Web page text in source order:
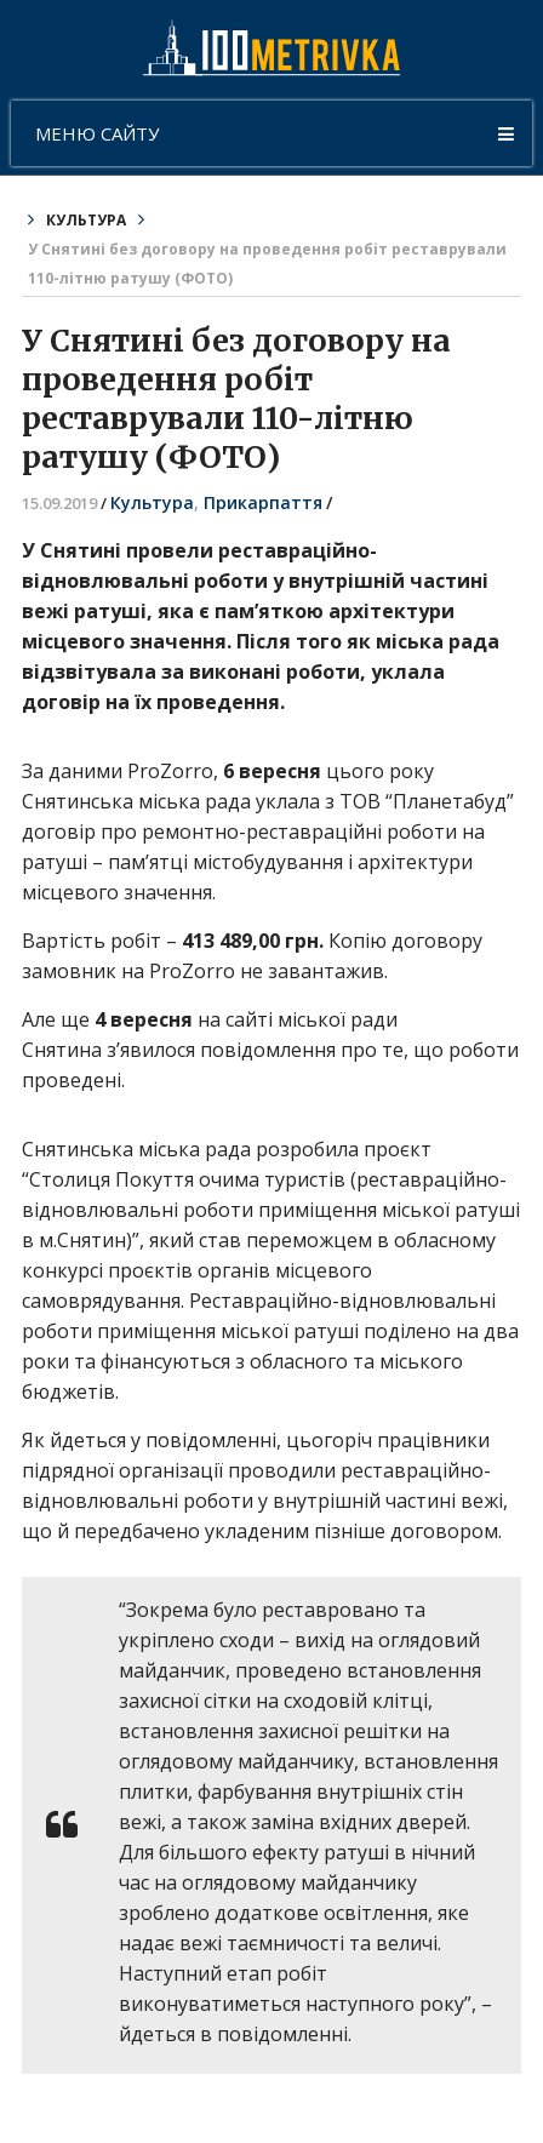
МЕНЮ САЙТУ
КУЛЬТУРА
У Снятині без договору на проведення робіт реставрували
110-літню ратушу (ФОТО)
У Снятині без договору на
проведення робіт
реставрували 110-літню
ратушу (ФОТО)
15.09.2019/ Культура, Прикарпаття /
У Снятині провели реставраційно-
відновлювальні роботи у внутрішній частині
вежі ратуші, яка є пам’яткою архітектури
місцевого значення. Після того як міська рада
відзвітувала за виконані роботи, уклала
договір на їх проведення.
За даними ProZorro, 6 вересня цього року
Снятинська міська рада уклала з ТОВ “Планетабуд”
договір про ремонтно-реставраційні роботи на
ратуші – пам’ятці містобудування і архітектури
місцевого значення.
Вартість робіт – 413 489,00 грн.Копію договору
замовник на ProZorro не завантажив.
Але ще 4 вересня на сайті міської ради
Снятина з’явилося повідомлення про те, що роботи
проведені.
Снятинська міська рада розробила проєкт
“Столиця Покуття очима туристів (реставраційно-
відновлювальні роботи приміщення міської ратуші
в м.Снятин)”, який став переможцем в обласному
конкурсі проєктів органів місцевого
самоврядування. Реставраційно-відновлювальні
роботи приміщення міської ратуші поділено на два
роки та фінансуються з обласного та міського
бюджетів.
Як йдеться у повідомленні, цьогоріч працівники
підрядної організації проводили реставраційно-
відновлювальні роботи у внутрішній частині вежі,
що й передбачено укладеним пізніше договором.
“Зокрема було реставровано та
укріплено сходи – вихід на оглядовий
майданчик, проведено встановлення
захисної сітки на сходовій клітці,
встановлення захисної решітки на
оглядовому майданчику, встановлення
плитки, фарбування внутрішніх стін
вежі, а також заміна вхідних дверей.
Для більшого ефекту ратуші в нічний
час на оглядовому майданчику
зроблено додаткове освітлення, яке
надає вежі таємничості та величі.
Наступний етап робіт
виконуватиметься наступного року”, –
йдеться в повідомленні.